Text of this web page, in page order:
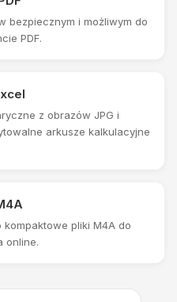
bezpiecznym i możliwym do
PDF.
z obrazów JPG i
arkusze kalkulacyjne
pliki M4A do
online.